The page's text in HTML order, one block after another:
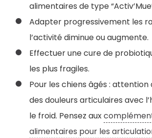
alimentaires de type
Adapter progressivement les
l’activité diminue ou augmente.
Effectuer une cure de
les plus fragiles.
Pour les chiens âgés : attention
des douleurs articulaires avec
le froid. Pensez aux
alimentaires pour les